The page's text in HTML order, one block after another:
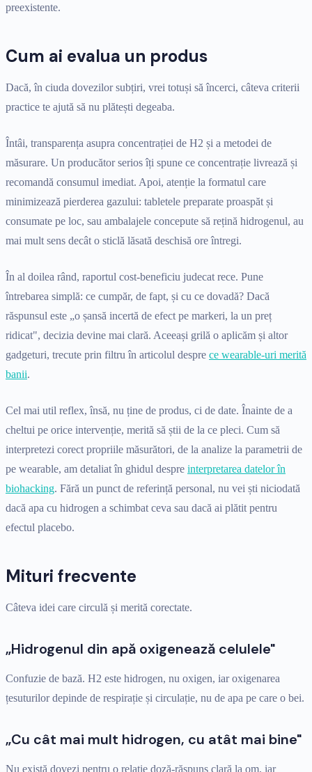
preexistente.
Cum ai evalua un produs
Dacă, în ciuda dovezilor subțiri, vrei totuși să încerci, câteva criterii
practice te ajută să nu plătești degeaba.
Întâi, transparența asupra concentrației de H2 și a metodei de
măsurare. Un producător serios îți spune ce concentrație livrează și
recomandă consumul imediat. Apoi, atenție la formatul care
minimizează pierderea gazului: tabletele preparate proaspăt și
consumate pe loc, sau ambalajele concepute să rețină hidrogenul, au
mai mult sens decât o sticlă lăsată deschisă ore întregi.
În al doilea rând, raportul cost-beneficiu judecat rece. Pune
întrebarea simplă: ce cumpăr, de fapt, și cu ce dovadă? Dacă
răspunsul este „o șansă incertă de efect pe markeri, la un preț
ridicat", decizia devine mai clară. Aceeași grilă o aplicăm și altor
gadgeturi, trecute prin filtru în articolul despre ce wearable-uri merită
banii.
Cel mai util reflex, însă, nu ține de produs, ci de date. Înainte de a
cheltui pe orice intervenție, merită să știi de la ce pleci. Cum să
interpretezi corect propriile măsurători, de la analize la parametrii de
pe wearable, am detaliat în ghidul despre interpretarea datelor în
biohacking. Fără un punct de referință personal, nu vei ști niciodată
dacă apa cu hidrogen a schimbat ceva sau dacă ai plătit pentru
efectul placebo.
Mituri frecvente
Câteva idei care circulă și merită corectate.
„Hidrogenul din apă oxigenează celulele"
Confuzie de bază. H2 este hidrogen, nu oxigen, iar oxigenarea
țesuturilor depinde de respirație și circulație, nu de apa pe care o bei.
„Cu cât mai mult hidrogen, cu atât mai bine"
Nu există dovezi pentru o relație doză-răspuns clară la om, iar